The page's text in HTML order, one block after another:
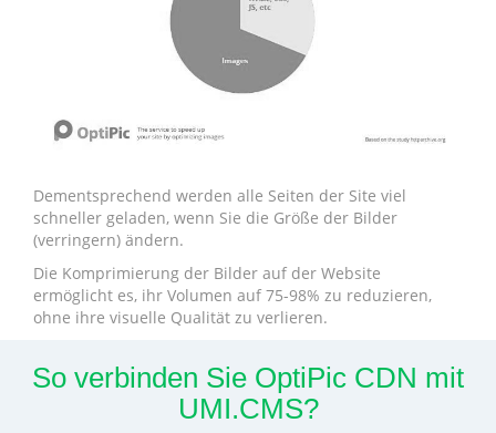
Dementsprechend werden alle Seiten der Site viel
schneller geladen, wenn Sie die Größe der Bilder
(verringern) ändern.
Die Komprimierung der Bilder auf der Website
ermöglicht es, ihr Volumen auf 75-98% zu reduzieren,
ohne ihre visuelle Qualität zu verlieren.
So verbinden Sie OptiPic CDN mit
UMI.CMS?